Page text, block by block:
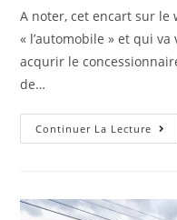
publication :
A noter, cet encart sur le
« l’automobile » et qui
acqurir le
de…
Continuer La Lecture Ca
Se
: